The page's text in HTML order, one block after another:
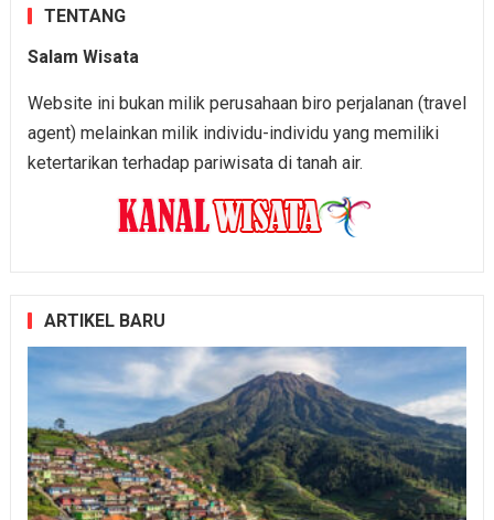
TENTANG
Salam Wisata
Website ini bukan milik perusahaan biro perjalanan (travel
agent) melainkan milik individu-individu yang memiliki
ketertarikan terhadap pariwisata di tanah air.
ARTIKEL BARU